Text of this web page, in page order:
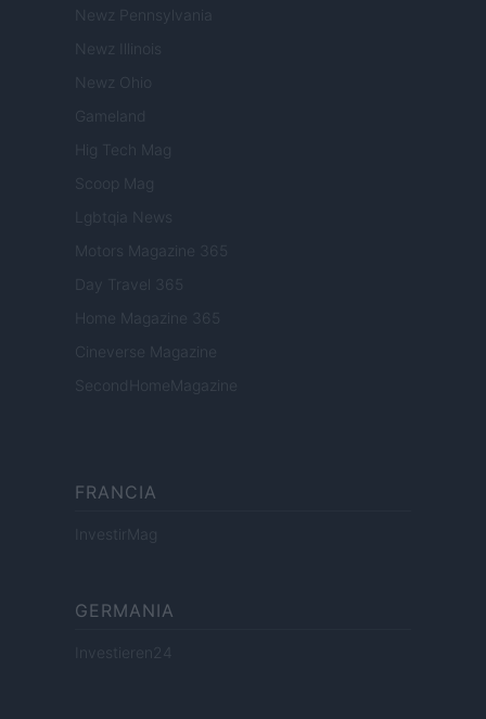
Newz Pennsylvania
Newz Illinois
Newz Ohio
Gameland
Hig Tech Mag
Scoop Mag
Lgbtqia News
Motors Magazine 365
Day Travel 365
Home Magazine 365
Cineverse Magazine
SecondHomeMagazine
FRANCIA
InvestirMag
GERMANIA
Investieren24